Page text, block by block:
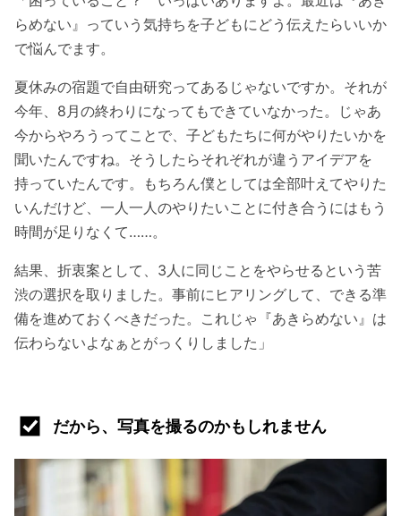
らめない』っていう気持ちを子どもにどう伝えたらいいか
で悩んでます。
夏休みの宿題で自由研究ってあるじゃないですか。それが
今年、8月の終わりになってもできていなかった。じゃあ
今からやろうってことで、子どもたちに何がやりたいかを
聞いたんですね。そうしたらそれぞれが違うアイデアを
持っていたんです。もちろん僕としては全部叶えてやりた
いんだけど、一人一人のやりたいことに付き合うにはもう
時間が足りなくて……。
結果、折衷案として、3人に同じことをやらせるという苦
渋の選択を取りました。事前にヒアリングして、できる準
備を進めておくべきだった。これじゃ『あきらめない』は
伝わらないよなぁとがっくりしました」
だから、写真を撮るのかもしれません